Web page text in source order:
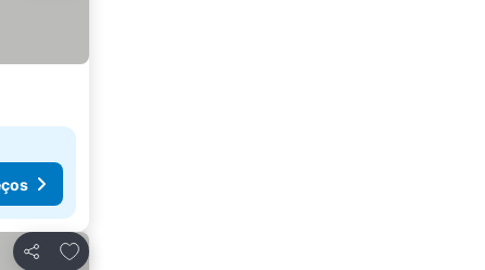
Partilhar
Adicionar aos favoritos